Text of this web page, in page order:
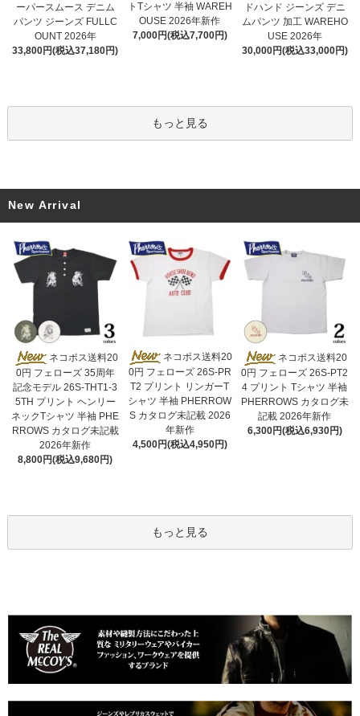
ーパースムース デニム
パンツ ジーンズ FULLC
OUNT 2026年
33,800円(税込37,180円)
トTシャツ 半袖 WAREH
OUSE 2026年新作
7,000円(税込7,700円)
ドハンド ジーンズ デニ
ムパンツ 加工 WAREHO
USE 2026年
30,000円(税込33,000円)
もっと見る
New Arrival
ネコポス送料20
0円 フェローズ 35周年
記念モデル 26S-THT1-3
5TH プリント ヘンリー
ネックTシャツ 半袖 PHE
RROWS カタログ未記載
2026年新作
8,800円(税込9,680円)
ネコポス送料20
0円 フェローズ 26S-PR
T2 プリント リンガーT
シャツ 半袖 PHERROW
S カタログ未記載 2026
年新作
4,500円(税込4,950円)
ネコポス送料20
0円 フェローズ 26S-PT2
4 プリント Tシャツ 半袖
PHERROWS カタログ未
記載 2026年新作
6,300円(税込6,930円)
もっと見る